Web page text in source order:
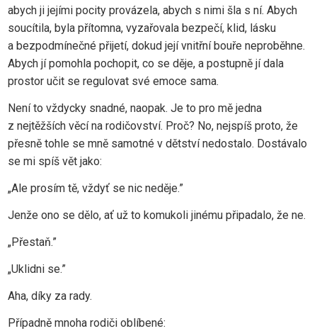
abych ji jejími pocity provázela, abych s nimi šla s ní. Abych
soucítila, byla přítomna, vyzařovala bezpečí, klid, lásku
a bezpodmínečné přijetí, dokud její vnitřní bouře neproběhne.
Abych jí pomohla pochopit, co se děje, a postupně jí dala
prostor učit se regulovat své emoce sama.
Není to vždycky snadné, naopak. Je to pro mě jedna
z nejtěžších věcí na rodičovství. Proč? No, nejspíš proto, že
přesně tohle se mně samotné v dětství nedostalo. Dostávalo
se mi spíš vět jako:
„Ale prosím tě, vždyť se nic neděje.”
Jenže ono se dělo, ať už to komukoli jinému připadalo, že ne.
„Přestaň.”
„Uklidni se.”
Aha, díky za rady.
Případně mnoha rodiči oblíbené: